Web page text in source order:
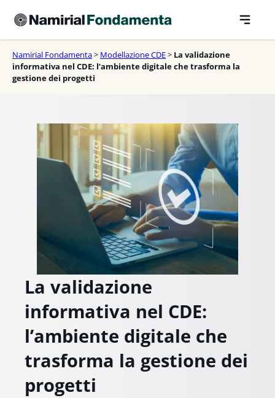
contenuto
Namirial Fondamenta> Modellazione CDE> La validazione
informativa nel CDE: l’ambiente digitale che trasforma la
gestione dei progetti
La validazione
informativa nel CDE:
l’ambiente digitale che
trasforma la gestione dei
progetti